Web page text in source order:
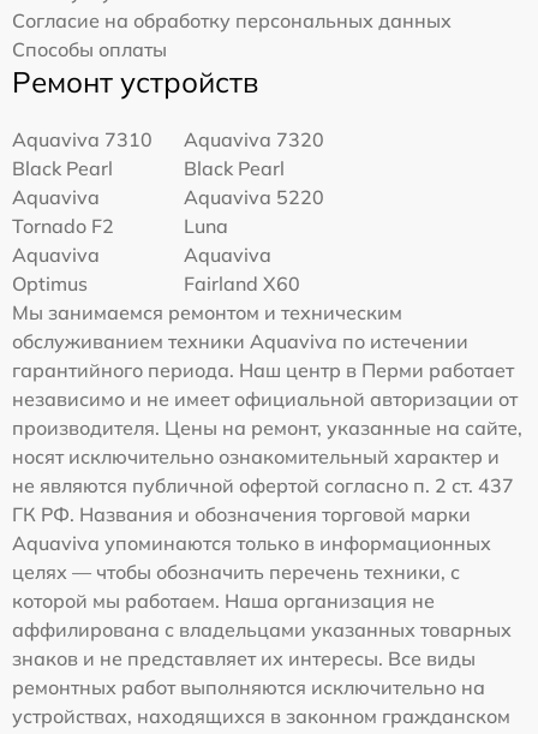
Согласие на обработку персональных данных
Способы оплаты
Ремонт устройств
Aquaviva 7310
Black Pearl
Aquaviva 7320
Black Pearl
Aquaviva
Tornado F2
Aquaviva 5220
Luna
Aquaviva
Optimus
Aquaviva
Fairland X60
Мы занимаемся ремонтом и техническим
обслуживанием техники Aquaviva по истечении
гарантийного периода. Наш центр в Перми работает
независимо и не имеет официальной авторизации от
производителя. Цены на ремонт, указанные на сайте,
носят исключительно ознакомительный характер и
не являются публичной офертой согласно п. 2 ст. 437
ГК РФ. Названия и обозначения торговой марки
Aquaviva упоминаются только в информационных
целях — чтобы обозначить перечень техники, с
которой мы работаем. Наша организация не
аффилирована с владельцами указанных товарных
знаков и не представляет их интересы. Все виды
ремонтных работ выполняются исключительно на
устройствах, находящихся в законном гражданском